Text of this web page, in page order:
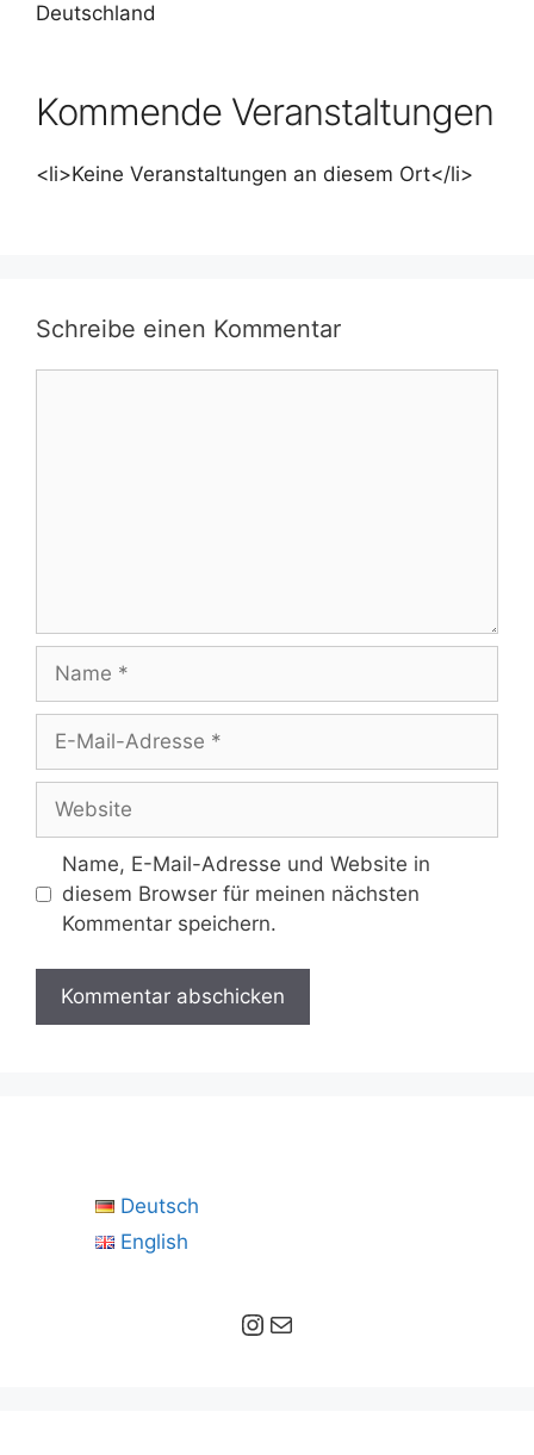
Deutschland
Kommende Veranstaltungen
<li>Keine Veranstaltungen an diesem Ort</li>
Schreibe einen Kommentar
Mail-
Adresse
Name, E-Mail-Adresse und Website in
diesem Browser für meinen nächsten
Kommentar speichern.
Deutsch
English
Instagram E-Mail